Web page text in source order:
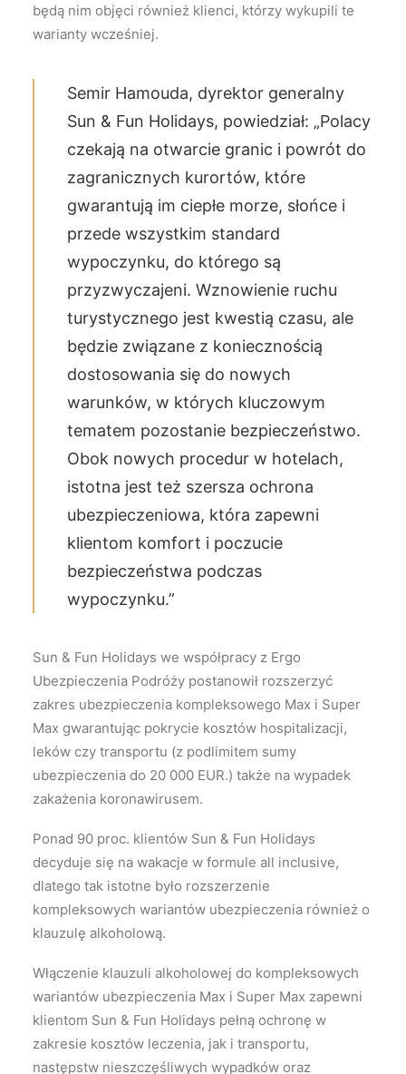
będą nim objęci również klienci, którzy wykupili te
warianty wcześniej.
Semir Hamouda, dyrektor generalny
Sun & Fun Holidays, powiedział: „Polacy
czekają na otwarcie granic i powrót do
zagranicznych kurortów, które
gwarantują im ciepłe morze, słońce i
przede wszystkim standard
wypoczynku, do którego są
przyzwyczajeni. Wznowienie ruchu
turystycznego jest kwestią czasu, ale
będzie związane z koniecznością
dostosowania się do nowych
warunków, w których kluczowym
tematem pozostanie bezpieczeństwo.
Obok nowych procedur w hotelach,
istotna jest też szersza ochrona
ubezpieczeniowa, która zapewni
klientom komfort i poczucie
bezpieczeństwa podczas
wypoczynku.”
Sun & Fun Holidays we współpracy z Ergo
Ubezpieczenia Podróży postanowił rozszerzyć
zakres ubezpieczenia kompleksowego Max i Super
Max gwarantując pokrycie kosztów hospitalizacji,
leków czy transportu (z podlimitem sumy
ubezpieczenia do 20 000 EUR.) także na wypadek
zakażenia koronawirusem.
Ponad 90 proc. klientów Sun & Fun Holidays
decyduje się na wakacje w formule all inclusive,
dlatego tak istotne było rozszerzenie
kompleksowych wariantów ubezpieczenia również o
klauzulę alkoholową.
Włączenie klauzuli alkoholowej do kompleksowych
wariantów ubezpieczenia Max i Super Max zapewni
klientom Sun & Fun Holidays pełną ochronę w
zakresie kosztów leczenia, jak i transportu,
następstw nieszczęśliwych wypadków oraz